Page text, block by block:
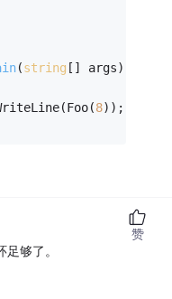
(string [] args)
8));
够了。
赞